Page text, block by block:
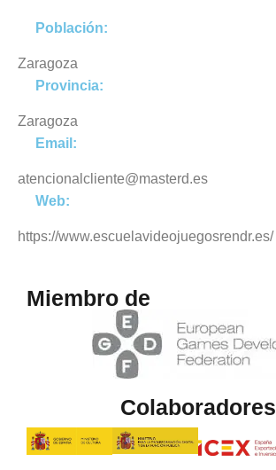
Población:
Zaragoza
Provincia:
Zaragoza
Email:
atencionalcliente@masterd.es
Web:
https://www.escuelavideojuegosrendr.es/
Miembro de
Colaboradores